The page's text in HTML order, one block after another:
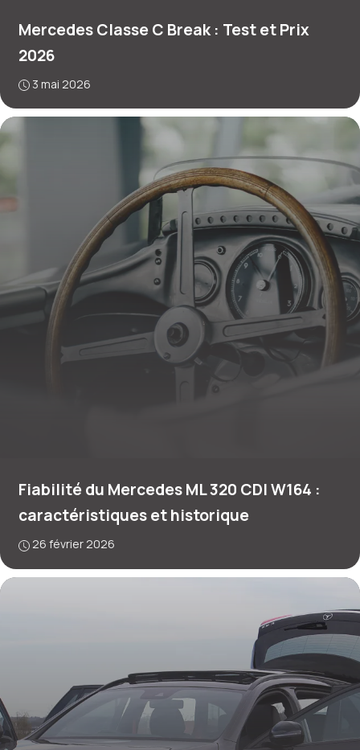
Mercedes Classe C Break : Test et Prix
2026
3 mai 2026
Fiabilité du Mercedes ML 320 CDI W164 :
caractéristiques et historique
26 février 2026